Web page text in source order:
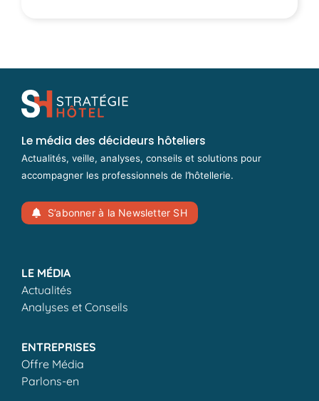
Le média des décideurs hôteliers
Actualités, veille, analyses, conseils et solutions pour
accompagner les professionnels de l’hôtellerie.
S’abonner à la Newsletter SH
LE MÉDIA
Actualités
Analyses et Conseils
ENTREPRISES
Offre Média
Parlons-en